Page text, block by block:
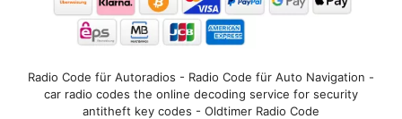
Radio Code für Autoradios - Radio Code für Auto Navigation -
car radio codes the online decoding service for security
antitheft key codes - Oldtimer Radio Code